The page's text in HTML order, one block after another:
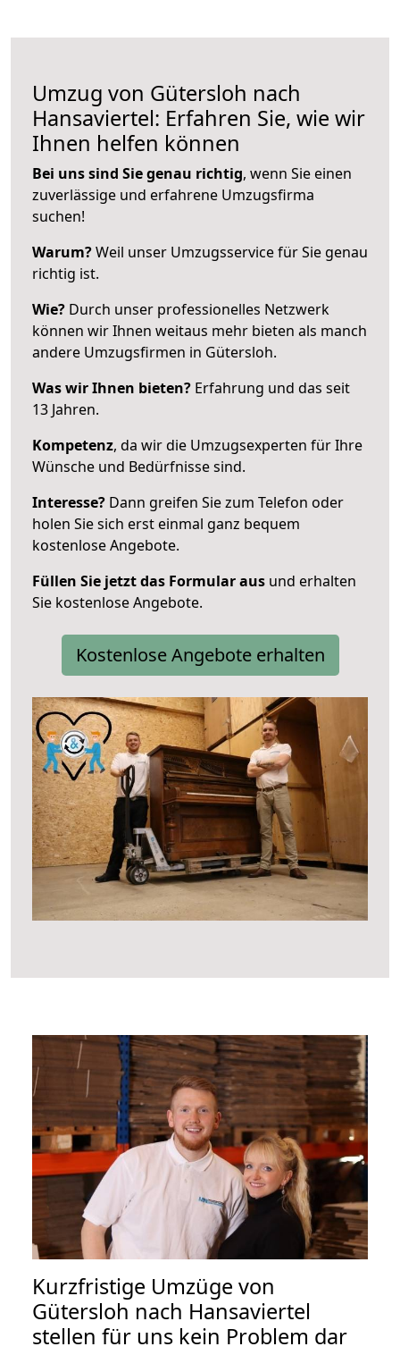
Umzug von Gütersloh nach
Hansaviertel: Erfahren Sie, wie wir
Ihnen helfen können
Bei uns sind Sie genau richtig, wenn Sie einen
zuverlässige und erfahrene Umzugsfirma
suchen!
Warum?Weil unser Umzugsservice für Sie genau
richtig ist.
Wie? Durch unser professionelles Netzwerk
können wir Ihnen weitaus mehr bieten als manch
andere Umzugsfirmen in Gütersloh.
Was wir Ihnen bieten? Erfahrung und das seit
13 Jahren.
Kompetenz, da wir die Umzugsexperten für Ihre
Wünsche und Bedürfnisse sind.
Interesse? Dann greifen Sie zum Telefon oder
holen Sie sich erst einmal ganz bequem
kostenlose Angebote.
Füllen Sie jetzt das Formular aus und erhalten
Sie kostenlose Angebote.
Kostenlose Angebote erhalten
Kurzfristige Umzüge von
Gütersloh nach Hansaviertel
stellen für uns kein Problem dar